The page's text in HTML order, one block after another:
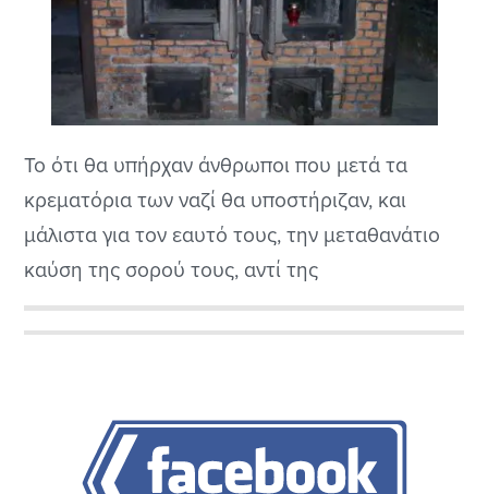
Το ότι θα υπήρχαν άνθρωποι που μετά τα
κρεματόρια των ναζί θα υποστήριζαν, και
μάλιστα για τον εαυτό τους, την μεταθανάτιο
καύση της σορού τους, αντί της
εκκλησιαστικής ταφής, αυτό δεν φαντάζει
μακάβριο, παρά μονάχα δαιμονικό.
Πλευρική
Στήλη